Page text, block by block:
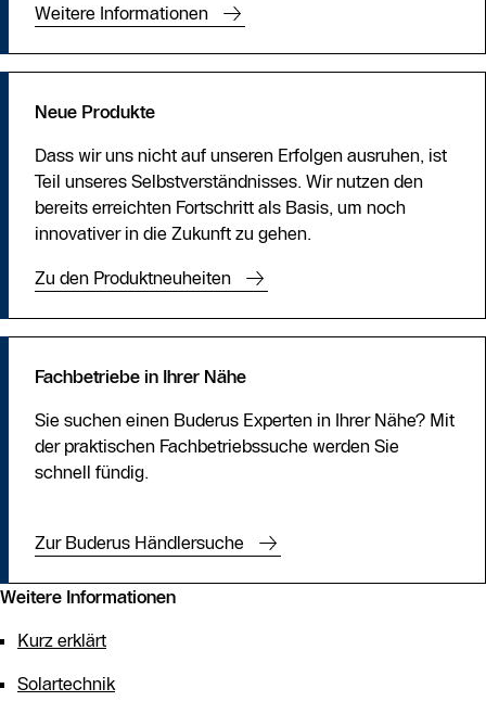
Weitere Informationen
Neue Produkte
Dass wir uns nicht auf unseren Erfolgen ausruhen, ist
Teil unseres Selbstverständnisses. Wir nutzen den
bereits erreichten Fortschritt als Basis, um noch
innovativer in die Zukunft zu gehen.
Zu den Produktneuheiten
Fachbetriebe in Ihrer Nähe
Sie suchen einen Buderus Experten in Ihrer Nähe? Mit
der praktischen Fachbetriebssuche werden Sie
schnell fündig.
Zur Buderus Händlersuche
Weitere Informationen
Kurz erklärt
Solartechnik